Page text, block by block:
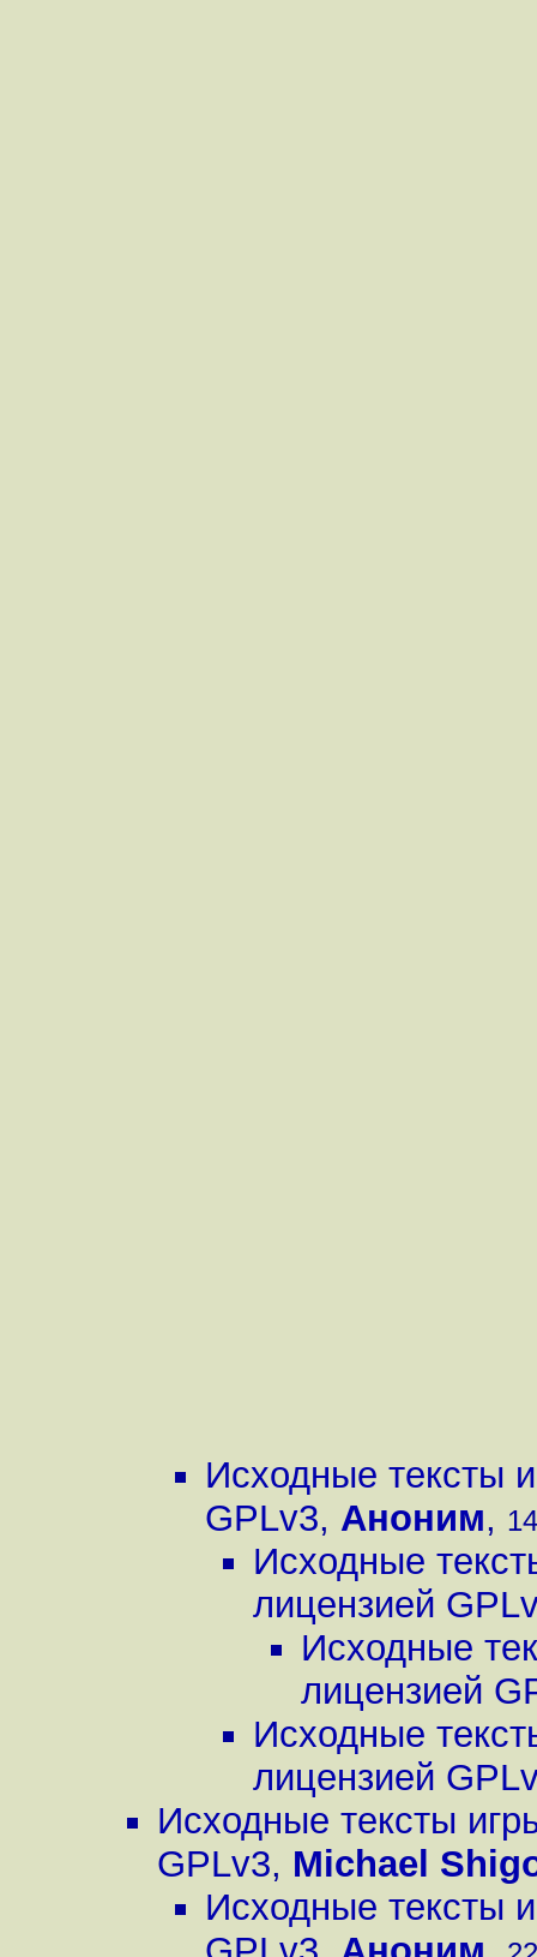
Исходные тексты
GPLv3, Аноним,
Исходные
лицензией
Исходные
лицензией
Исходные
лицензией
Исходные тексты
GPLv3, Michael
Исходные тексты